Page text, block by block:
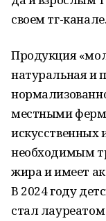
своем тг-канале.
Продукция
натуральная и
местными
искусственных
необходимым
жира и имеет
В 2024 году
стал